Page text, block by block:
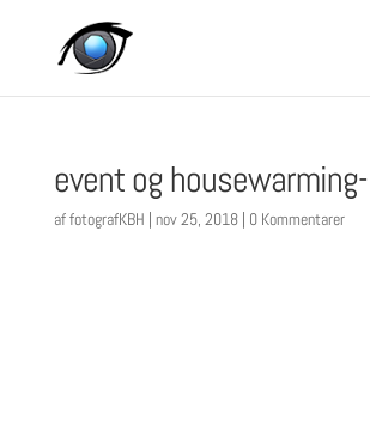
event og
affotografKBH | nov 25, 2018| 0 Kommentarer